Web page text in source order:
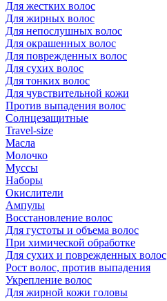
Для жестких волос
Для жирных волос
Для непослушных волос
Для окрашенных волос
Для поврежденных волос
Для сухих волос
Для тонких волос
Для чувствительной кожи
Против выпадения волос
Солнцезащитные
Travel-size
Масла
Молочко
Муссы
Наборы
Окислители
Ампулы
Восстановление волос
Для густоты и объема волос
При химической обработке
Для сухих и поврежденных волос
Рост волос, против выпадения
Укрепление волос
Для жирной кожи головы